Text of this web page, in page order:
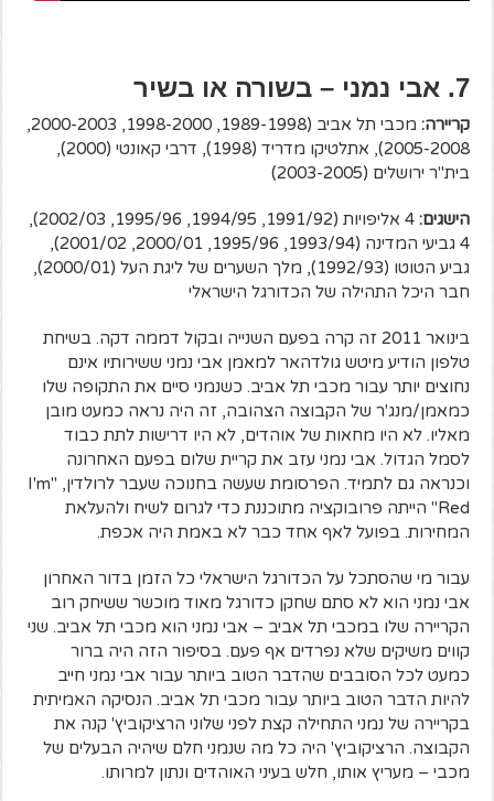
7. אבי נמני – בשורה או בשיר
קריירה:
מכבי תל אביב (1989-1998, 1998-2000, 2000-2003,
2005-2008), אתלטיקו מדריד (1998), דרבי קאונטי (2000),
בית"ר ירושלים (2003-2005)
הישגים:
4 אליפויות (1991/92, 1994/95, 1995/96, 2002/03),
4 גביעי המדינה (1993/94, 1995/96, 2000/01, 2001/02),
גביע הטוטו (1992/93), מלך השערים של ליגת העל (2000/01),
חבר היכל התהילה של הכדורגל הישראלי
בינואר 2011 זה קרה בפעם השנייה ובקול דממה דקה. בשיחת
טלפון הודיע מיטש גולדהאר למאמן אבי נמני ששירותיו אינם
נחוצים יותר עבור מכבי תל אביב. כשנמני סיים את התקופה שלו
כמאמן/מנג'ר של הקבוצה הצהובה, זה היה נראה כמעט מובן
מאליו. לא היו מחאות של אוהדים, לא היו דרישות לתת כבוד
לסמל הגדול. אבי נמני עזב את קריית שלום בפעם האחרונה
וכנראה גם לתמיד. הפרסומת שעשה בחנוכה שעבר לרולדין, "I'm
Red" הייתה פרובוקציה מתוכננת כדי לגרום לשיח ולהעלאת
המחירות. בפועל לאף אחד כבר לא באמת היה אכפת.
עבור מי שהסתכל על הכדורגל הישראלי כל הזמן בדור האחרון
אבי נמני הוא לא סתם שחקן כדורגל מאוד מוכשר ששיחק רוב
הקריירה שלו במכבי תל אביב – אבי נמני הוא מכבי תל אביב. שני
קווים משיקים שלא נפרדים אף פעם. בסיפור הזה היה ברור
כמעט לכל הסובבים שהדבר הטוב ביותר עבור אבי נמני חייב
להיות הדבר הטוב ביותר עבור מכבי תל אביב. הנסיקה האמיתית
בקריירה של נמני התחילה קצת לפני שלוני הרציקוביץ' קנה את
הקבוצה. הרציקוביץ' היה כל מה שנמני חלם שיהיה הבעלים של
מכבי – מעריץ אותו, חלש בעיני האוהדים ונתון למרותו.